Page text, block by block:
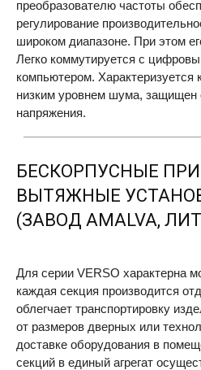
преобразователю частоты
регулирование
широком диапазоне. При этом
Легко коммутируется с
компьютером.
низким уровнем шума, защищен
напряжения.
БЕСКОРПУСНЫЕ
ВЫТЯЖНЫЕ
(ЗАВОД AMALVA,
Для серии VERSO характерна
каждая секция производится
облегчает транспортировку
от размеров дверных или
доставке оборудования в
секций в единый агрегат